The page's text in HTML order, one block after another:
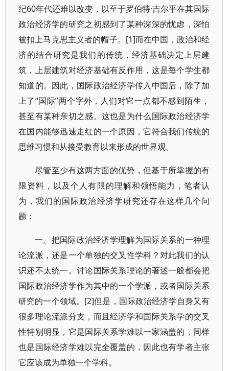
纪60年代还难以改变，以至于罗伯特·吉尔平在其国际
政治经济学的研究之初感到了某种深深的忧虑，深怕
被扣上马克思主义者的帽子。[1]而在中国，政治和经
济的结合研究是我们的传统，经济基础决定上层建
筑，上层建筑对经济基础有反作用，这是每个学生都
知道的。因此，国际政治经济学传入中国后，除了加
上了“国际”两个字外，人们对它一点都不感到陌生，
甚至有某种亲切之感。这也是为什么国际政治经济学
在国内能够迅速走红的一个原因，它符合我们传统的
思维习惯和从接受教育以来形成的世界观。
尽管至少有这两方面的优势，但基于所掌握的有
限资料，以及个人有限的理解和领悟能力，笔者认
为，我们的国际政治经济学研究还存在这样几个问
题：
一、把国际政治经济学理解为国际关系的一种理
论流派，还是一个单独的交叉性学科？对此我们的认
识还不太统一。讨论国际关系理论的著述一般都会把
国际政治经济学作为其中的一个学派，或者国际关系
研究的一个领域。[2]但是，国际政治经济学自身又有
很多理论流派分支，而且经济学和国际关系学的交叉
性特别明显，它是国际关系学难以一家涵盖的，同样
也是国际经济学难以完全覆盖的，因此也有学者主张
它应该成为单独一个学科。